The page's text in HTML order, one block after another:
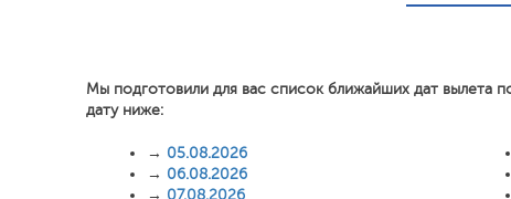
Мы подготовили для вас список ближайших дат вылета
дату ниже:
→ 05.08.2026
→ 06.08.2026
→ 07.08.2026